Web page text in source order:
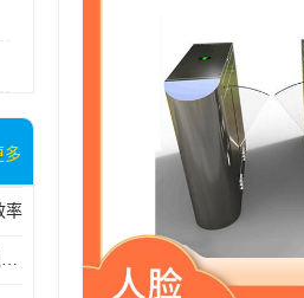
多
率
人行通道闸设备厂家 非接触性 对用户的隐私更加尊重